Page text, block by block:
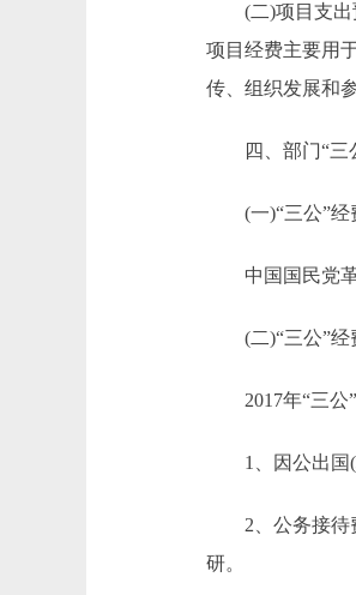
(二)项目支出预
项目经费主要用
传、组织发展和
四、部门“三
(一)“三公”经
中国国民党革
(二)“三公”经
2017年“三公”
1、因公出国(
2、公务接待费
研。